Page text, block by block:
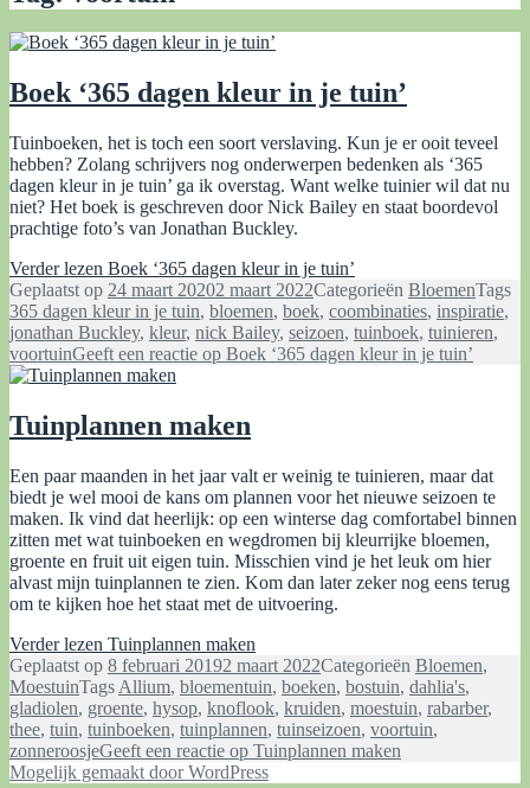
Boek ‘365 dagen kleur in je tuin’
Tuinboeken, het is toch een soort verslaving. Kun je er ooit teveel
hebben? Zolang schrijvers nog onderwerpen bedenken als ‘365
dagen kleur in je tuin’ ga ik overstag. Want welke tuinier wil dat nu
niet? Het boek is geschreven door Nick Bailey en staat boordevol
prachtige foto’s van Jonathan Buckley.
Verder lezen Boek ‘365 dagen kleur in je tuin’
Geplaatst op 24 maart 20202 maart 2022Categorieën BloemenTags
365 dagen kleur in je tuin, bloemen, boek, coombinaties, inspiratie,
jonathan Buckley, kleur, nick Bailey, seizoen, tuinboek, tuinieren,
voortuinGeeft een reactie op Boek ‘365 dagen kleur in je tuin’
Tuinplannen maken
Een paar maanden in het jaar valt er weinig te tuinieren, maar dat
biedt je wel mooi de kans om plannen voor het nieuwe seizoen te
maken. Ik vind dat heerlijk: op een winterse dag comfortabel binnen
zitten met wat tuinboeken en wegdromen bij kleurrijke bloemen,
groente en fruit uit eigen tuin. Misschien vind je het leuk om hier
alvast mijn tuinplannen te zien. Kom dan later zeker nog eens terug
om te kijken hoe het staat met de uitvoering.
Verder lezen Tuinplannen maken
Geplaatst op 8 februari 20192 maart 2022Categorieën Bloemen,
MoestuinTags Allium, bloementuin, boeken, bostuin, dahlia's,
gladiolen, groente, hysop, knoflook, kruiden, moestuin, rabarber,
thee, tuin, tuinboeken, tuinplannen, tuinseizoen, voortuin,
zonneroosjeGeeft een reactie op Tuinplannen maken
Mogelijk gemaakt door WordPress